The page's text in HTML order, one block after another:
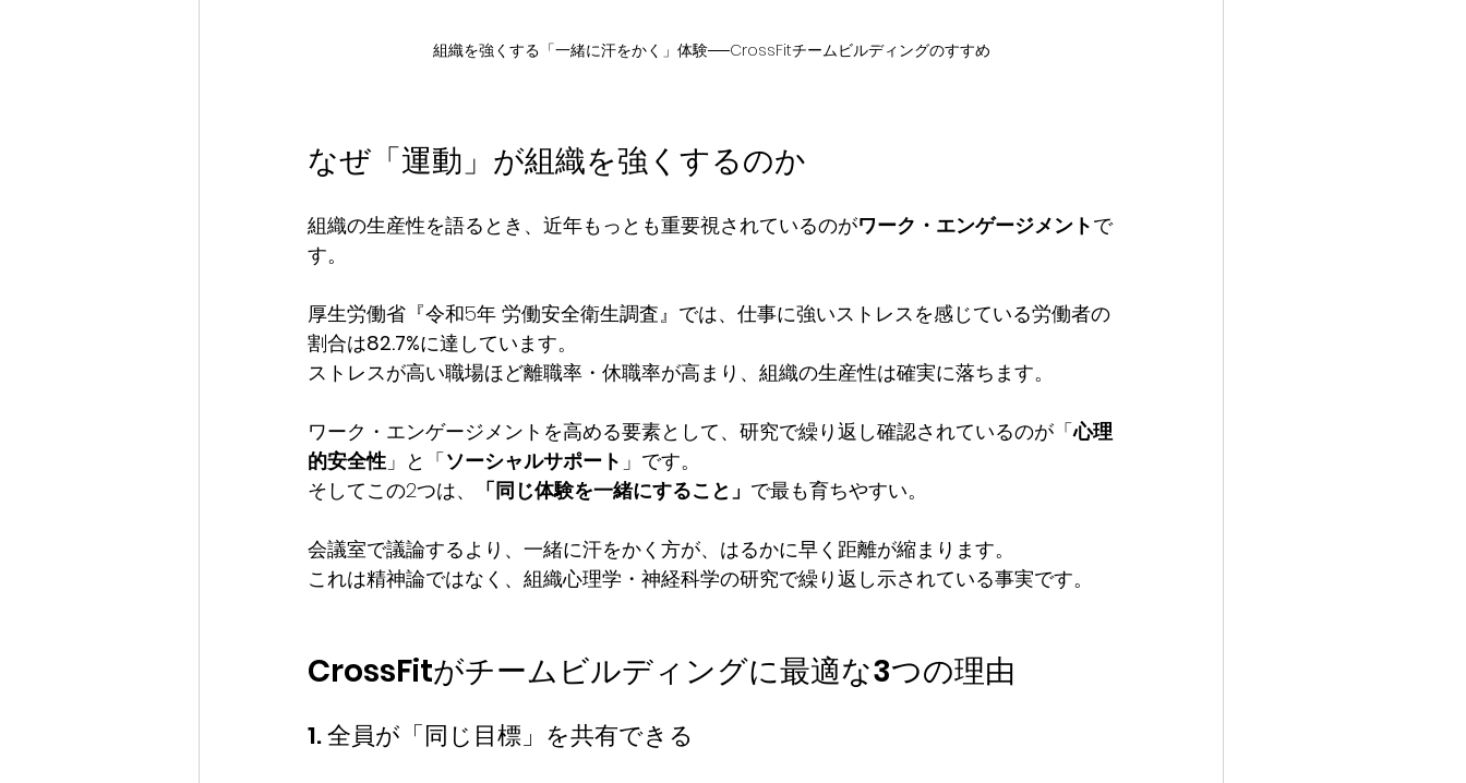
組織を強くする「一緒に汗をかく」体験──CrossFitチームビルディングのすすめ
なぜ「運動」が組織を強くするのか
組織の生産性を語るとき、近年もっとも重要視されているのがワーク・エンゲージメントで
す。
厚生労働省『令和5年 労働安全衛生調査』では、仕事に強いストレスを感じている労働者の
割合は82.7%に達しています。
ストレスが高い職場ほど離職率・休職率が高まり、組織の生産性は確実に落ちます。
ワーク・エンゲージメントを高める要素として、研究で繰り返し確認されているのが「心理
的安全性」と「ソーシャルサポート 」です。
そしてこの2つは、
「同じ体験を一緒にすること」 で最も育ちやすい。
会議室で議論するより、一緒に汗をかく方が、はるかに早く距離が縮まります。
これは精神論ではなく、組織心理学・神経科学の研究で繰り返し示されている事実です。
CrossFitがチームビルディングに最適な3つの理由
1. 全員が「同じ目標」を共有できる